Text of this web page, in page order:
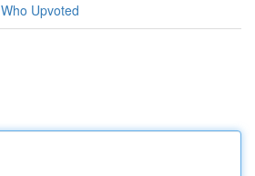
Who Upvoted